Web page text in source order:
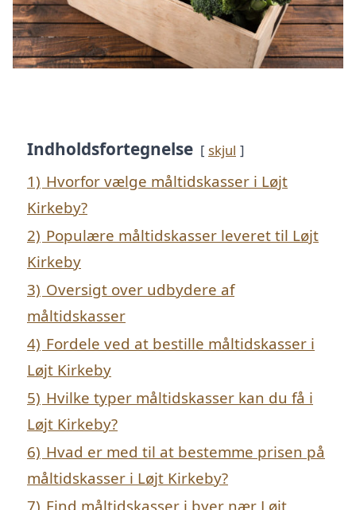
Indholdsfortegnelse skjul
1) Hvorfor vælge måltidskasser i Løjt
Kirkeby?
2) Populære måltidskasser leveret til Løjt
Kirkeby
3) Oversigt over udbydere af
måltidskasser
4) Fordele ved at bestille måltidskasser i
Løjt Kirkeby
5) Hvilke typer måltidskasser kan du få i
Løjt Kirkeby?
6) Hvad er med til at bestemme prisen på
måltidskasser i Løjt Kirkeby?
7) Find måltidskasser i byer nær Løjt